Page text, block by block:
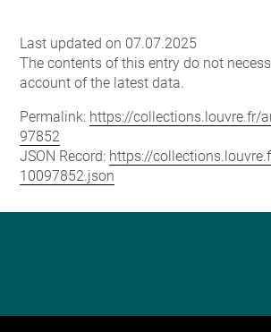
Last updated on 07.07.2025
The contents of this entry do not
account of the latest data.
Permalink: https://collections.louvre.fr/
97852
JSON Record: https://
10097852.json